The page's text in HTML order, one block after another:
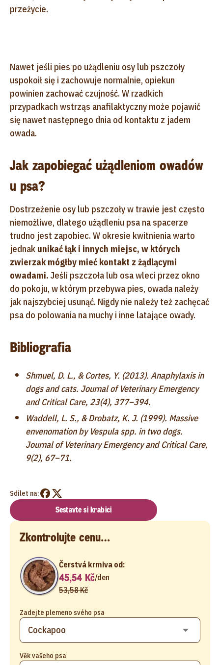
przeżycie.
Nawet jeśli pies po użądleniu osy lub pszczoły
uspokoił się i zachowuje normalnie, opiekun
powinien zachować czujność. W rzadkich
przypadkach wstrząs anafilaktyczny może pojawić
się nawet następnego dnia od kontaktu z jadem
owada.
Jak zapobiegać użądleniom owadów
u psa?
Dostrzeżenie osy lub pszczoły w trawie jest często
niemożliwe, dlatego użądleniu psa na spacerze
trudno jest zapobiec. W okresie kwitnienia warto
jednak unikać łąk i innych miejsc, w których
zwierzak mógłby mieć kontakt z żądlącymi
owadami. Jeśli pszczoła lub osa wleci przez okno
do pokoju, w którym przebywa pies, owada należy
jak najszybciej usunąć. Nigdy nie należy też zachęcać
psa do polowania na muchy i inne latające owady.
Bibliografia
Shmuel, D. L., & Cortes, Y. (2013). Anaphylaxis in
dogs and cats. Journal of Veterinary Emergency
and Critical Care, 23(4), 377–394.
Waddell, L. S., & Drobatz, K. J. (1999). Massive
envenomation by Vespula spp. in two dogs.
Journal of Veterinary Emergency and Critical Care,
9(2), 67–71.
Sdílet na:
Sestavte si krabici
Zkontrolujte cenu…
Zadejte plemeno svého psa
Věk vašeho psa
Čerstvá krmiva od:
45,54 Kč/den
53,58 Kč